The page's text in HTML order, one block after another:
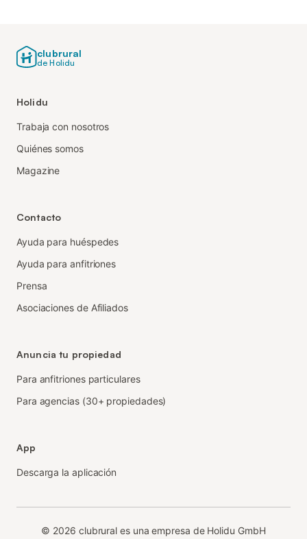
clubrural
de Holidu
Holidu
Trabaja con nosotros
Quiénes somos
Magazine
Contacto
Ayuda para huéspedes
Ayuda para anfitriones
Prensa
Asociaciones de Afiliados
Anuncia tu propiedad
Para anfitriones particulares
Para agencias (30+ propiedades)
App
Descarga la aplicación
© 2026 clubrural es una empresa de Holidu GmbH